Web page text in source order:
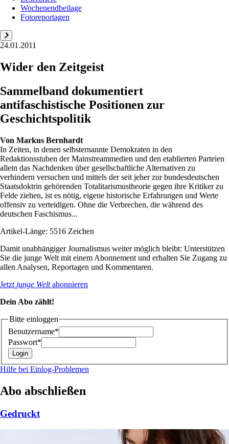
Wochenendbeilage
Fotoreportagen
24.01.2011
Wider den Zeitgeist
Sammelband dokumentiert
antifaschistische Positionen zur
Geschichtspolitik
Von Markus Bernhardt
In Zeiten, in denen selbsternannte Demokraten in den
Redaktionsstuben der Mainstreammedien und den etablierten Parteien
allein das Nachdenken über gesellschaftliche Alternativen zu
verhindern versuchen und mittels der seit jeher zur bundesdeutschen
Staatsdoktrin gehörenden Totalitarismustheorie gegen ihre Kritiker zu
Felde ziehen, ist es nötig, eigene historische Erfahrungen und Werte
offensiv zu verteidigen. Ohne die Verbrechen, die während des
deutschen Faschismus...
Artikel-Länge: 5516 Zeichen
Damit unabhängiger Journalismus weiter möglich bleibt: Unterstützen
Sie die junge Welt mit einem Abonnement und erhalten Sie Zugang zu
allen Analysen, Reportagen und Kommentaren.
Jetzt junge Weltabonnieren
Dein Abo zählt!
Bitte einloggen
Benutzername*
Passwort*
Hilfe bei Einlog-Problemen
Abo abschließen
Gedruckt